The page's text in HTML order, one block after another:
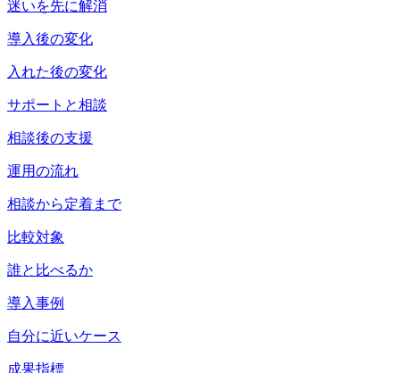
迷いを先に解消
導入後の変化
入れた後の変化
サポートと相談
相談後の支援
運用の流れ
相談から定着まで
比較対象
誰と比べるか
導入事例
自分に近いケース
成果指標